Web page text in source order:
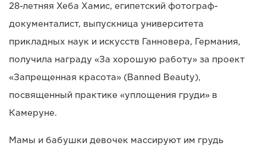
28-летняя Хеба Хамис, египетский фотограф-
документалист, выпускница университета
прикладных наук и искусств Ганновера, Германия,
получила награду «За хорошую работу» за проект
«Запрещенная красота» (Banned Beauty),
посвященный практике «уплощения груди» в
Камеруне.
Мамы и бабушки девочек массируют им грудь